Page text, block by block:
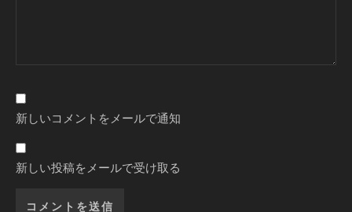
新しいコメントをメールで通知
新しい投稿をメールで受け取る